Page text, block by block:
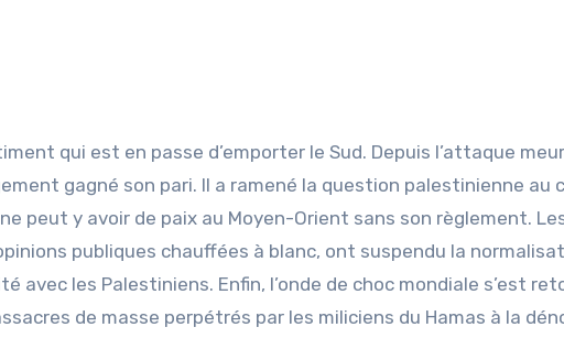
qui est en passe d’emporter le Sud. Depuis l’attaque
gagné son pari. Il a ramené la question palestinienne au
peut y avoir de paix au Moyen-Orient sans son règlement.
publiques chauffées à blanc, ont suspendu la
avec les Palestiniens. Enfin, l’onde de choc mondiale s’est
de masse perpétrés par les miliciens du Hamas à la